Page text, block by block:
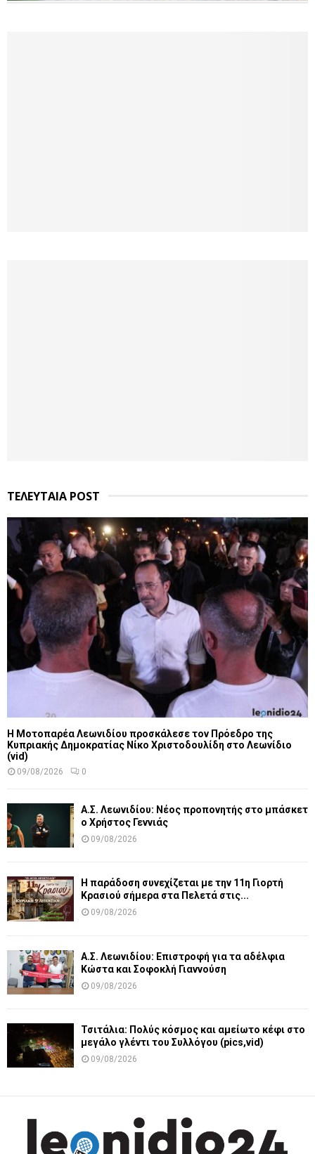
ΤΕΛΕΥΤΑΙΑ POST
Η Μοτοπαρέα Λεωνιδίου προσκάλεσε τον Πρόεδρο της
Κυπριακής Δημοκρατίας Νίκο Χριστοδουλίδη στο Λεωνίδιο
(vid)
09/08/2026 0
Α.Σ. Λεωνιδίου: Νέος προπονητής στο μπάσκετ
ο Χρήστος Γεννιάς
09/08/2026
Η παράδοση συνεχίζεται με την 11η Γιορτή
Κρασιού σήμερα στα Πελετά στις...
09/08/2026
Α.Σ. Λεωνιδίου: Επιστροφή για τα αδέλφια
Κώστα και Σοφοκλή Γιαννούση
09/08/2026
Τσιτάλια: Πολύς κόσμος και αμείωτο κέφι στο
μεγάλο γλέντι του Συλλόγου (pics,vid)
09/08/2026